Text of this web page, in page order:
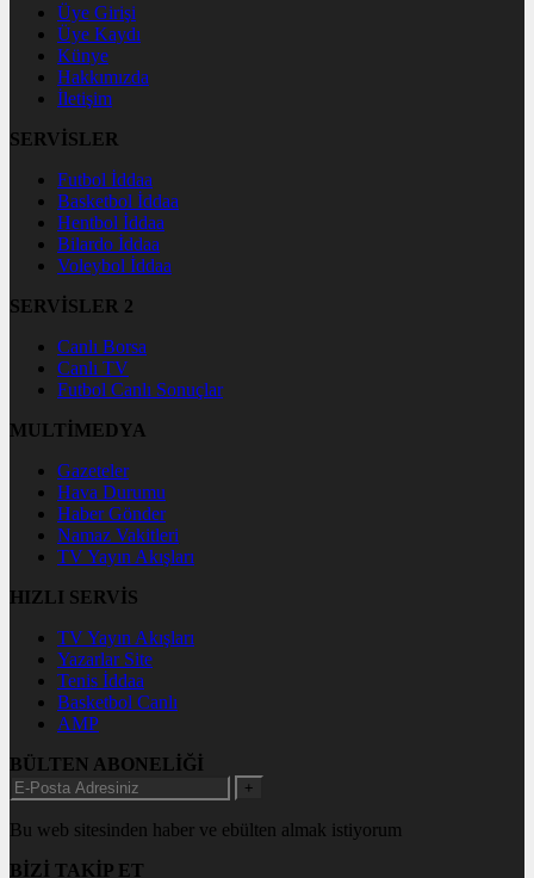
Üye Girişi
Üye Kaydı
Künye
Hakkımızda
İletişim
SERVİSLER
Futbol İddaa
Basketbol İddaa
Hentbol İddaa
Bilardo İddaa
Voleybol İddaa
SERVİSLER 2
Canlı Borsa
Canlı TV
Futbol Canlı Sonuçlar
MULTİMEDYA
Gazeteler
Hava Durumu
Haber Gönder
Namaz Vakitleri
TV Yayın Akışları
HIZLI SERVİS
TV Yayın Akışları
Yazarlar Site
Tenis İddaa
Basketbol Canlı
AMP
BÜLTEN ABONELİĞİ
+
Bu web sitesinden haber ve ebülten almak istiyorum
BİZİ TAKİP ET